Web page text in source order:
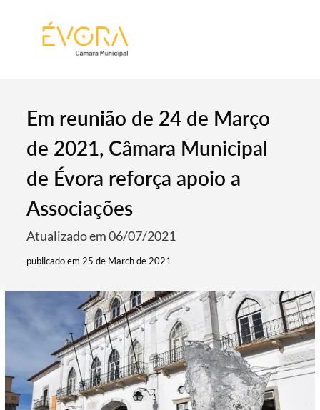
Em reunião de 24 de Março
de 2021, Câmara Municipal
de Évora reforça apoio a
Associações
Atualizado em 06/07/2021
publicado em 25 de March de 2021